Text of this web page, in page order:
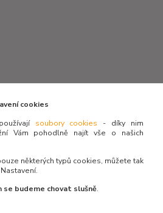
poradit s výběrem?
cookies
soubory cookies - díky nim
Vám pohodlně najít vše o našich
některých typů cookies, můžete tak
se budeme chovat slušně.